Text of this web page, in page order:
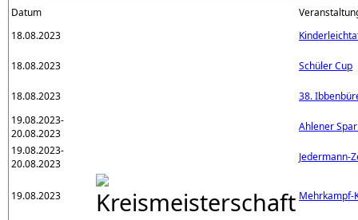
Datum
18.08.2023
18.08.2023 Schüler Cup
18.08.2023
38.
19.08.2023-
20.08.2023
Ahlener
19.08.2023-
20.08.2023
Jedermann-
19.08.2023 Mehrkampf-